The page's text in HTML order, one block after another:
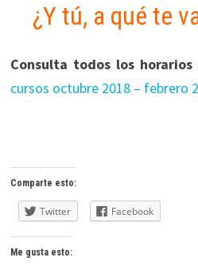
¿Y tú, a qué te
Consulta todos los
cursos octubre 2018 – febrero
Comparte esto:
Twitter Facebook
Me gusta esto: